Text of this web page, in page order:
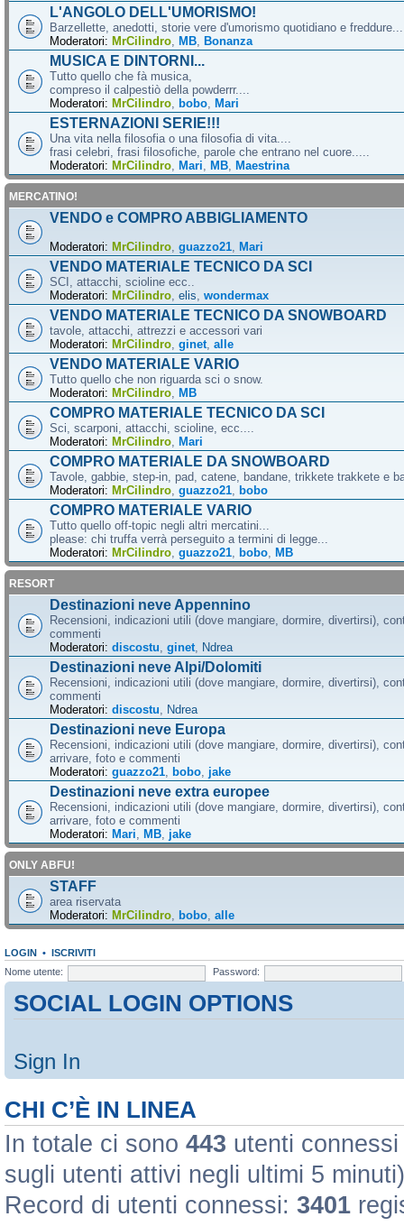
L'ANGOLO DELL'UMORISMO!
Barzellette, anedotti, storie vere d'umorismo quotidiano e
Moderatori: MrCilindro MB Bonanza
MUSICA E DINTORNI...
Tutto quello che fà musica,
compreso il calpestiò della powderrr....
Moderatori: MrCilindro bobo Mari
ESTERNAZIONI SERIE!!!
Una vita nella filosofia o una filosofia di vita....
frasi celebri, frasi filosofiche, parole che entrano nel cuore.....
Moderatori: MrCilindro Mari MB Maestrina
MERCATINO!
VENDO e COMPRO ABBIGLIAMENTO
Moderatori: MrCilindro guazzo21 Mari
VENDO MATERIALE TECNICO DA SCI
SCI, attacchi, scioline ecc..
Moderatori: MrCilindro elis wondermax
VENDO MATERIALE TECNICO DA SNOWBOARD
tavole, attacchi, attrezzi e accessori vari
Moderatori: MrCilindro ginet alle
VENDO MATERIALE VARIO
Tutto quello che non riguarda sci o snow.
Moderatori: MrCilindro MB
COMPRO MATERIALE TECNICO DA SCI
Sci, scarponi, attacchi, scioline, ecc....
Moderatori: MrCilindro Mari
COMPRO MATERIALE DA SNOWBOARD
Tavole, gabbie, step-in, pad, catene, bandane, trikkete trakkete e
Moderatori: MrCilindro guazzo21 bobo
COMPRO MATERIALE VARIO
Tutto quello off-topic negli altri mercatini...
please: chi truffa verrà perseguito a termini di legge...
Moderatori: MrCilindro guazzo21 bobo MB
RESORT
Destinazioni neve Appennino
Recensioni, indicazioni utili (dove mangiare, dormire, divertirsi),
commenti
Moderatori: discostu ginet Ndrea
Destinazioni neve Alpi/Dolomiti
Recensioni, indicazioni utili (dove mangiare, dormire, divertirsi),
commenti
Moderatori: discostu Ndrea
Destinazioni neve Europa
Recensioni, indicazioni utili (dove mangiare, dormire, divertirsi),
arrivare, foto e commenti
Moderatori: guazzo21 bobo jake
Destinazioni neve extra europee
Recensioni, indicazioni utili (dove mangiare, dormire, divertirsi),
arrivare, foto e commenti
Moderatori: Mari MB jake
ONLY ABFU!
STAFF
area riservata
Moderatori: MrCilindro bobo alle
LOGIN • ISCRIVITI
Nome utente:
Password:
SOCIAL LOGIN OPTIONS
Sign In
CHI C’È IN LINEA
In totale ci sono 443 utenti
sugli utenti attivi negli ultimi 5 minuti)
Record di utenti connessi: 3401